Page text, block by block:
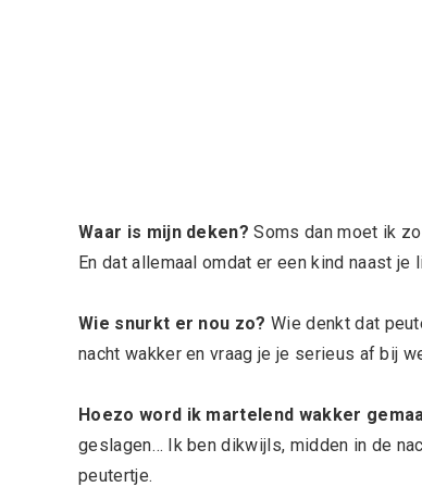
Waar is mijn deken? Soms dan moet ik
En dat allemaal omdat er een kind naast je
Wie snurkt er nou zo?Wie denkt dat
nacht wakker en vraag je je serieus af bij
Hoezo word ik martelend wakker
geslagen… Ik ben dikwijls, midden in de
peutertje.